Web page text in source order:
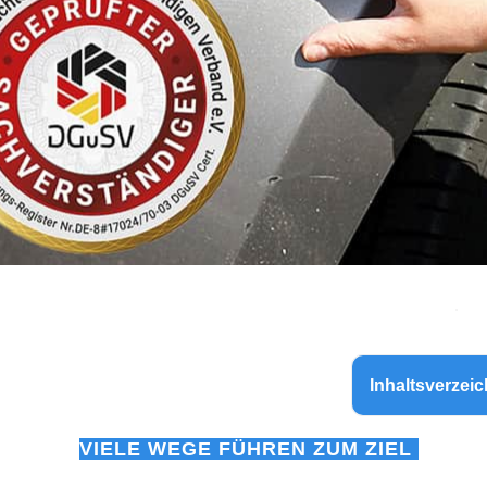
VIELE WEGE FÜHREN ZUM ZIEL